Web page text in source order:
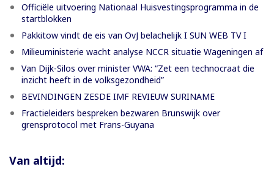
Officiële uitvoering Nationaal Huisvestingsprogramma in de
startblokken
Pakkitow vindt de eis van OvJ belachelijk I SUN WEB TV I
Milieuministerie wacht analyse NCCR situatie Wageningen af
Van Dijk-Silos over minister VWA: “Zet een technocraat die
inzicht heeft in de volksgezondheid”
BEVINDINGEN ZESDE IMF REVIEUW SURINAME
Fractieleiders bespreken bezwaren Brunswijk over
grensprotocol met Frans-Guyana
Van altijd: